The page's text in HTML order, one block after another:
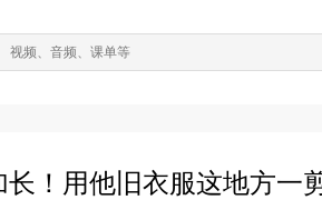
！用他旧衣服这地方一